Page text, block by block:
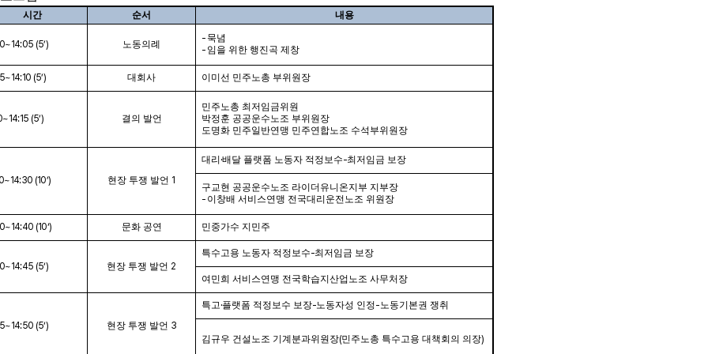
시간 순서 내용
(5’) 노동의례
- 묵념
- 임을 위한 행진곡 제창
(5’) 대회사 이미선 민주노총 부위원장
(5’) 결의 발언
민주노총 최저임금위원
박정훈 공공운수노조 부위원장
도명화 민주일반연맹 민주연합노조 수석부위원장
(10’) 현장 투쟁 발언 1
대리 ·배달 플랫폼 노동자 적정보수-최저임금 보장
구교현 공공운수노조 라이더유니온지부 지부장
- 이창배 서비스연맹 전국대리운전노조 위원장
(10‘) 문화 공연 민중가수 지민주
(5‘) 현장 투쟁 발언 2
특수고용 노동자 적정보수-최저임금 보장
여민희 서비스연맹 전국학습지산업노조 사무처장
(5‘) 현장 투쟁 발언 3
특고·플랫폼 적정보수 보장-노동자성 인정-노동기본권 쟁취
김규우 건설노조 기계분과위원장(민주노총 특수고용 대책회의 의장)